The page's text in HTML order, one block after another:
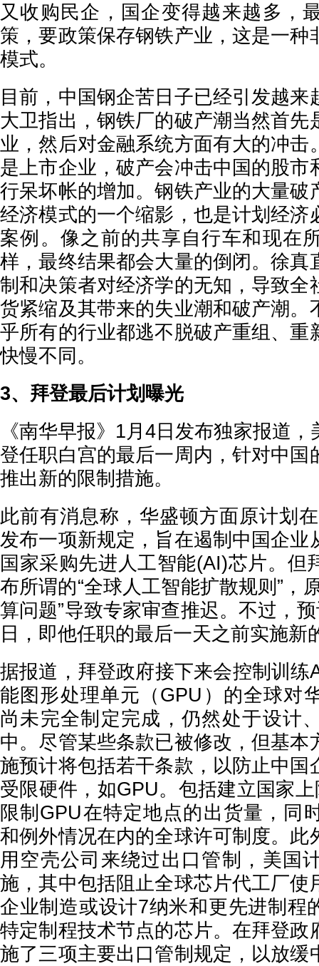
又收购民企，国企变得越来越多，
策，要政策保存钢铁产业，这是一种
模式。
目前，中国钢企苦日子已经引发越来
大卫指出，钢铁厂的破产潮当然首先
业，然后对金融系统方面有大的冲击
是上市企业，破产会冲击中国的股市
行呆坏帐的增加。钢铁产业的大量破
经济模式的一个缩影，也是计划经济
案例。像之前的共享自行车和现在
样，最终结果都会大量的倒闭。徐真
制和决策者对经济学的无知，导致全
货紧缩及其带来的失业潮和破产潮。
乎所有的行业都逃不脱破产重组、重
快慢不同。
3、拜登最后计划曝光
《南华早报》1月4日发布独家报道
登任职白宫的最后一周内，针对中国
推出新的限制措施。
此前有消息称，华盛顿方面原计划
发布一项新规定，旨在遏制中国企业
国家采购先进人工智能(AI)芯片。但
布所谓的“全球人工智能扩散规则”，
算问题”导致专家审查推迟。不过，
日，即他任职的最后一天之前实施新
据报道，拜登政府接下来会控制训练
能图形处理单元（GPU）的全球对
尚未完全制定完成，仍然处于设计
中。尽管某些条款已被修改，但基本
施预计将包括若干条款，以防止中国
受限硬件，如GPU。包括建立国家上
限制GPU在特定地点的出货量，同
和例外情况在内的全球许可制度。此
用空壳公司来绕过出口管制，美国
施，其中包括阻止全球芯片代工厂使
企业制造或设计7纳米和更先进制程
特定制程技术节点的芯片。在拜登政
施了三项主要出口管制规定，以放缓